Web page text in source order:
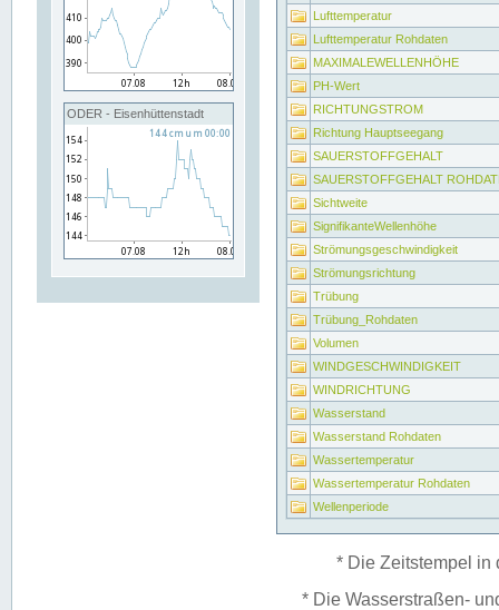
ODER - Eisenhüttenstadt
Lufttemperatur
Lufttemperatur Rohdaten
MAXIMALEWELLENHÖHE
PH-Wert
RICHTUNGSTROM
Richtung Hauptseegang
SAUERSTOFFGEHALT
SAUERSTOFFGEHALT
Sichtweite
SignifikanteWellenhöhe
Strömungsgeschwindigkeit
Strömungsrichtung
Trübung
Trübung_Rohdaten
Volumen
WINDGESCHWINDIGKEIT
WINDRICHTUNG
Wasserstand
Wasserstand Rohdaten
Wassertemperatur
Wassertemperatur Rohdaten
Wellenperiode
* Die Zeitstempel in
* Die Wasserstraßen-